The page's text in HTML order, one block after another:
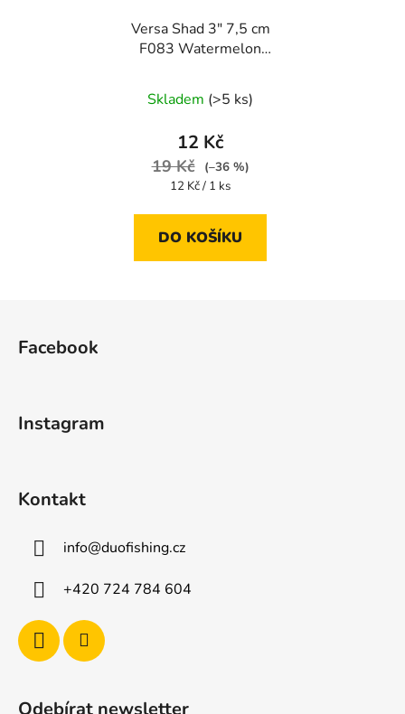
Versa Shad 3" 7,5 cm
F083 Watermelon
Skladem (>5 ks)
12 Kč
19 Kč
(–36 %)
Měrná
12 Kč / 1 ks
DO KOŠÍKU
Facebook
Instagram
Kontakt
info@duofishing.cz
+420 724 784 604